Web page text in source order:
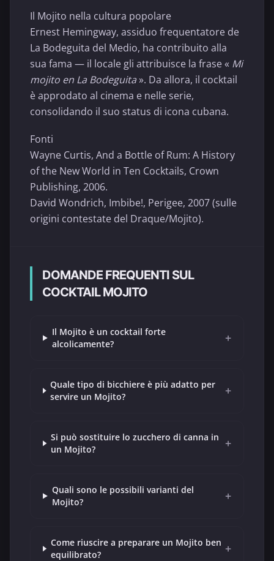
Il Mojito nella cultura popolare
Ernest Hemingway, assiduo frequentatore de
La Bodeguita del Medio, ha contribuito alla
sua fama — il locale gli attribuisce la frase « Mi
mojito en La Bodeguita». Da allora, il cocktail
è approdato al cinema e nelle serie,
consolidando il suo status di icona cubana.
Fonti
Wayne Curtis, And a Bottle of Rum: A History
of the New World in Ten Cocktails, Crown
Publishing, 2006.
David Wondrich, Imbibe!, Perigee, 2007 (sulle
origini contestate del Draque/Mojito).
DOMANDE FREQUENTI SUL
COCKTAIL MOJITO
Il Mojito è un cocktail forte
alcolicamente?
+
Quale tipo di bicchiere è più adatto per
servire un Mojito?
+
Si può sostituire lo zucchero di canna in
un Mojito?
+
Quali sono le possibili varianti del
Mojito?
+
Come riuscire a preparare un Mojito ben
equilibrato?
+